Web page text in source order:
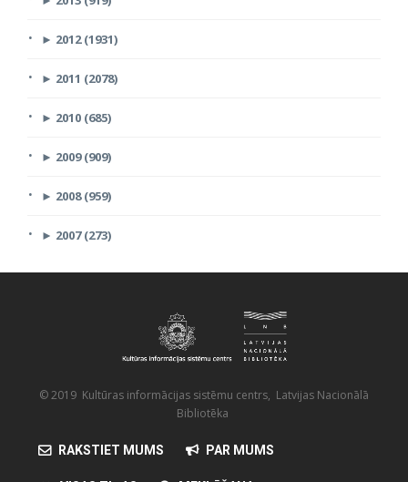
► 2012 (1931)
► 2011 (2078)
► 2010 (685)
► 2009 (909)
► 2008 (959)
► 2007 (273)
© 2019 Kultūras informācijas sistēmu centrs, Latvijas Nacionālā
Bibliotēka
RAKSTIET MUMS PAR MUMS